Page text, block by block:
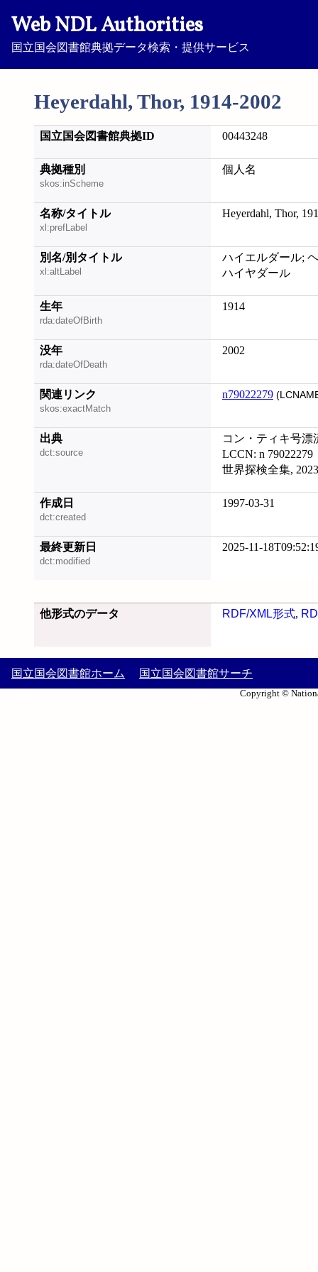
Web NDL Authorities
国立国会図書館典拠データ検索・提供サービス
Heyerdahl, Thor, 1914-2002
国立国会図書館典拠ID 00443248
典拠種別
skos:inScheme
個人名
名称/タイトル
xl:prefLabel
Heyerdahl, Thor,
別名/別タイトル
xl:altLabel
ハイエルダール;
ハイヤダール
生年
rda:dateOfBirth
1914
没年
rda:dateOfDeath
2002
関連リンク
skos:exactMatch
n79022279
出典
dct:source
コン・ティキ号漂
LCCN: n 79022279
世界探検全集,
作成日
dct:created
1997-03-31
最終更新日
dct:modified
2025-11-
他形式のデータ RDF/XML形式,
国立国会図書館ホーム 国立国会図書館サーチ
Copyright ©